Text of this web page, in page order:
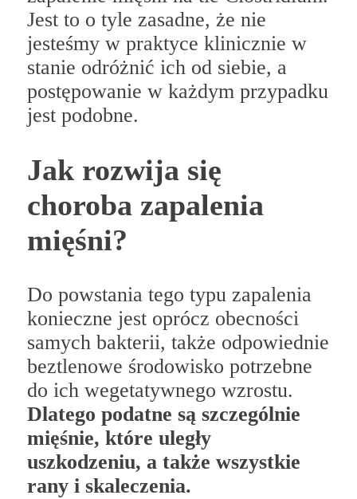
Jest to o tyle zasadne, że nie
jesteśmy w praktyce klinicznie w
stanie odróżnić ich od siebie, a
postępowanie w każdym przypadku
jest podobne.
Jak rozwija się
choroba zapalenia
mięśni?
Do powstania tego typu zapalenia
konieczne jest oprócz obecności
samych bakterii, także odpowiednie
beztlenowe środowisko potrzebne
do ich wegetatywnego wzrostu.
Dlatego podatne są szczególnie
mięśnie, które uległy
uszkodzeniu, a także wszystkie
rany i skaleczenia.